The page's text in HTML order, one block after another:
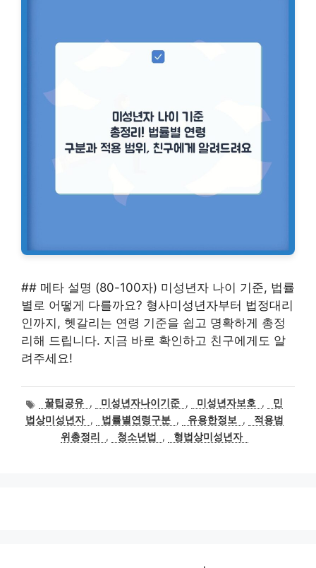
## 메타 설명 (80-100자) 미성년자 나이 기준, 법률
별로 어떻게 다를까요? 형사미성년자부터 법정대리
인까지, 헷갈리는 연령 기준을 쉽고 명확하게 총정
리해 드립니다. 지금 바로 확인하고 친구에게도 알
려주세요!
태
그
꿀팁공유 , 미성년자나이기준 , 미성년자보호 ,
민
법상미성년자 , 법률별연령구분 , 유용한정보 ,
적용범
위총정리
, 청소년법 , 형법상미성년자